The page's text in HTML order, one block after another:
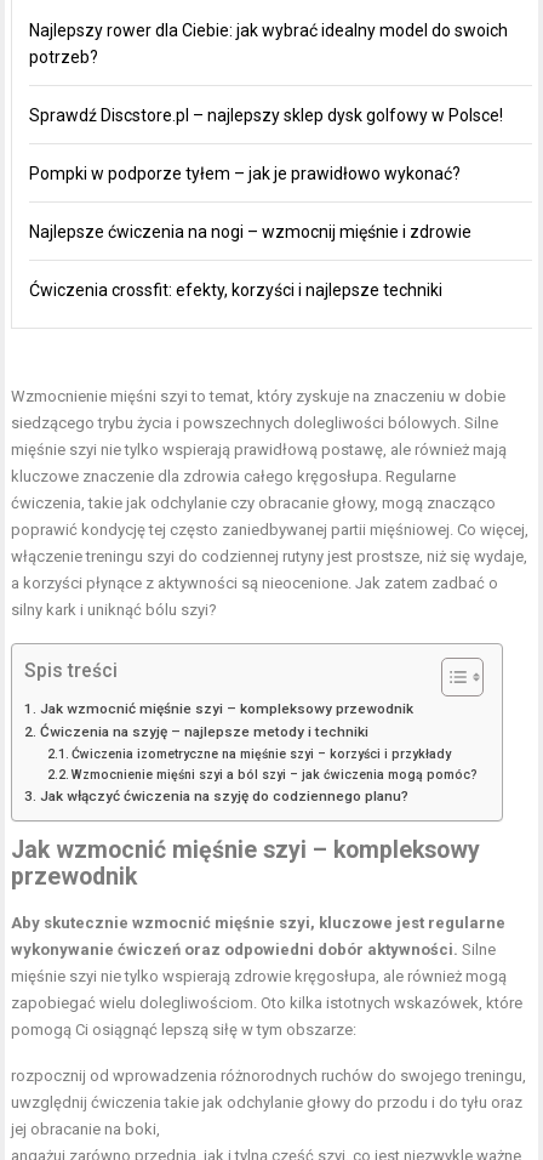
Najlepszy rower dla Ciebie: jak wybrać idealny model do swoich
potrzeb?
Sprawdź Discstore.pl – najlepszy sklep dysk golfowy w Polsce!
Pompki w podporze tyłem – jak je prawidłowo wykonać?
Najlepsze ćwiczenia na nogi – wzmocnij mięśnie i zdrowie
Ćwiczenia crossfit: efekty, korzyści i najlepsze techniki
Wzmocnienie mięśni szyi to temat, który zyskuje na znaczeniu w dobie
siedzącego trybu życia i powszechnych dolegliwości bólowych. Silne
mięśnie szyi nie tylko wspierają prawidłową postawę, ale również mają
kluczowe znaczenie dla zdrowia całego kręgosłupa. Regularne
ćwiczenia, takie jak odchylanie czy obracanie głowy, mogą znacząco
poprawić kondycję tej często zaniedbywanej partii mięśniowej. Co więcej,
włączenie treningu szyi do codziennej rutyny jest prostsze, niż się wydaje,
a korzyści płynące z aktywności są nieocenione. Jak zatem zadbać o
silny kark i uniknąć bólu szyi?
Spis treści
Jak wzmocnić mięśnie szyi – kompleksowy przewodnik
Ćwiczenia na szyję – najlepsze metody i techniki
Ćwiczenia izometryczne na mięśnie szyi – korzyści i przykłady
Wzmocnienie mięśni szyi a ból szyi – jak ćwiczenia mogą pomóc?
Jak włączyć ćwiczenia na szyję do codziennego planu?
Jak wzmocnić mięśnie szyi – kompleksowy
przewodnik
Aby skutecznie wzmocnić mięśnie szyi, kluczowe jest regularne
wykonywanie ćwiczeń oraz odpowiedni dobór aktywności. Silne
mięśnie szyi nie tylko wspierają zdrowie kręgosłupa, ale również mogą
zapobiegać wielu dolegliwościom. Oto kilka istotnych wskazówek, które
pomogą Ci osiągnąć lepszą siłę w tym obszarze:
rozpocznij od wprowadzenia różnorodnych ruchów do swojego treningu,
uwzględnij ćwiczenia takie jak odchylanie głowy do przodu i do tyłu oraz
jej obracanie na boki,
angażuj zarówno przednią, jak i tylną część szyi, co jest niezwykle ważne